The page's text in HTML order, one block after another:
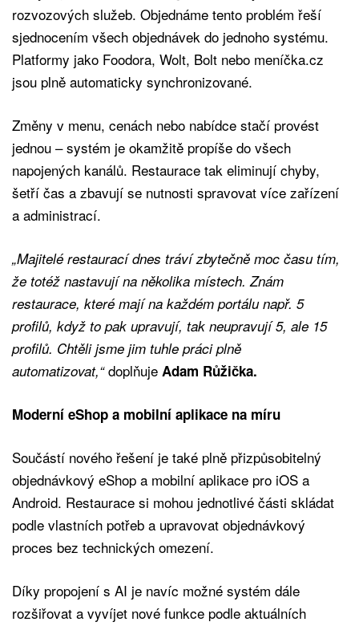
rozvozových služeb. Objednáme tento problém řeší
sjednocením všech objednávek do jednoho systému.
Platformy jako Foodora, Wolt, Bolt nebo meníčka.cz
jsou plně automaticky synchronizované.
Změny v menu, cenách nebo nabídce stačí provést
jednou – systém je okamžitě propíše do všech
napojených kanálů. Restaurace tak eliminují chyby,
šetří čas a zbavují se nutnosti spravovat více zařízení
a administrací.
„Majitelé restaurací dnes tráví zbytečně moc času tím,
že totéž nastavují na několika místech. Znám
restaurace, které mají na každém portálu např. 5
profilů, když to pak upravují, tak neupravují 5, ale 15
profilů. Chtěli jsme jim tuhle práci plně
automatizovat,“doplňuje Adam Růžička.
Moderní eShop a mobilní aplikace na míru
Součástí nového řešení je také plně přizpůsobitelný
objednávkový eShop a mobilní aplikace pro iOS a
Android. Restaurace si mohou jednotlivé části skládat
podle vlastních potřeb a upravovat objednávkový
proces bez technických omezení.
Díky propojení s AI je navíc možné systém dále
rozšiřovat a vyvíjet nové funkce podle aktuálních